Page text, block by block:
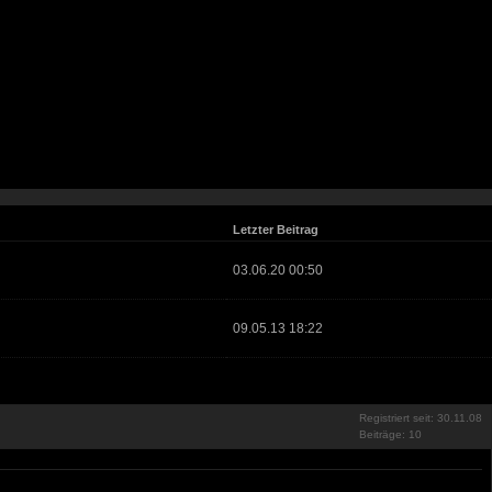
Letzter Beitrag
03.06.20 00:50
09.05.13 18:22
Registriert seit: 30.11.08
Beiträge: 10